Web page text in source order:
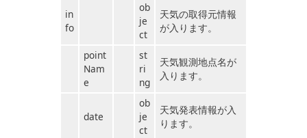
in
fo
ob
je
ct
天気の取得元情報
が入ります。
point
Nam
e
st
ri
ng
天気観測地点名が
入ります。
date
ob
je
ct
天気発表情報が入
ります。